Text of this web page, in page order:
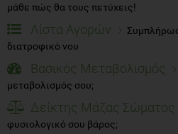
μάθε πώς θα τους πετύχεις!
Λίστα Αγορών
διατροφικό νου
Βασικός Μεταβολισμός
μεταβολισμός σου;
Δείκτης Μάζας Σώματος
φυσιολογικό σου βάρος;